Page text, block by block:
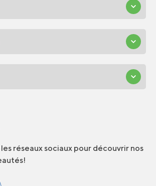
réseaux sociaux pour découvrir nos